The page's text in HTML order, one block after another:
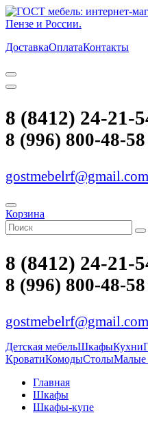
ДоставкаОплатаКонтакты
8 (8412) 24-21-
8 (996) 800-48-58
gostmebelrf@gmail.com
Корзина
8 (8412) 24-21-
8 (996) 800-48-58
gostmebelrf@gmail.com
Детская мебельШкафыКухни
КроватиКомодыСтолы
Главная
Шкафы
Шкафы-купе